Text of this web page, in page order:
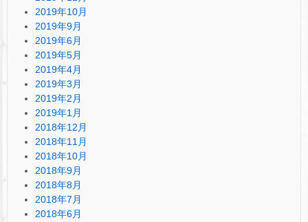
2019年10月
2019年9月
2019年6月
2019年5月
2019年4月
2019年3月
2019年2月
2019年1月
2018年12月
2018年11月
2018年10月
2018年9月
2018年8月
2018年7月
2018年6月